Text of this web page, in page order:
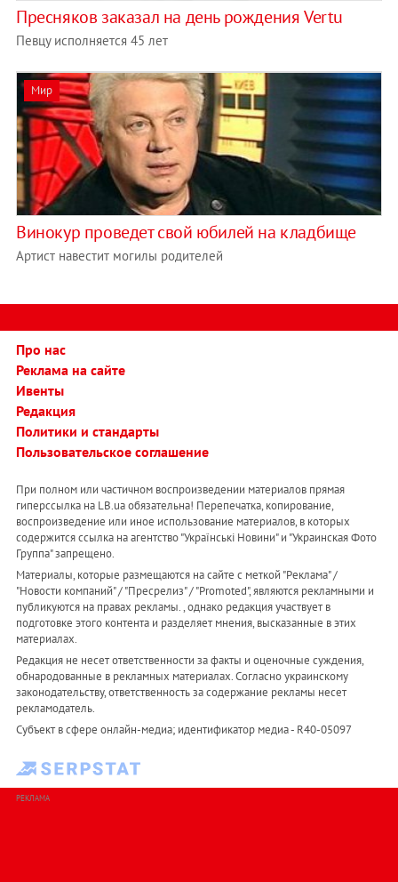
Пресняков заказал на день рождения Vertu
Певцу исполняется 45 лет
Мир
Винокур проведет свой юбилей на кладбище
Артист навестит могилы родителей
Про нас
Реклама на сайте
Ивенты
Редакция
Политики и стандарты
Пользовательское соглашение
При полном или частичном воспроизведении материалов прямая
гиперссылка на LB.ua обязательна! Перепечатка, копирование,
воспроизведение или иное использование материалов, в которых
содержится ссылка на агентство "Українськi Новини" и "Украинская Фото
Группа" запрещено.
Материалы, которые размещаются на сайте с меткой "Реклама" /
"Новости компаний" / "Пресрелиз" / "Promoted", являются рекламными и
публикуются на правах рекламы. , однако редакция участвует в
подготовке этого контента и разделяет мнения, высказанные в этих
материалах.
Редакция не несет ответственности за факты и оценочные суждения,
обнародованные в рекламных материалах. Согласно украинскому
законодательству, ответственность за содержание рекламы несет
рекламодатель.
Субъект в сфере онлайн-медиа; идентификатор медиа - R40-05097
РЕКЛАМА